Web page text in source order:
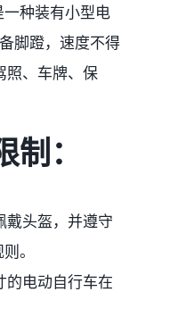
种装有小型电
脚蹬，速度不得
照、车牌、保
：
戴头盔，并遵守
。
的电动自行车在